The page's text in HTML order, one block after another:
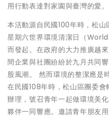
用行動表達對家園與臺灣的愛。
本活動源自民國100年時，松
星期六世界環境清潔日（
而發起。在政府的大力推廣越
間企業與社團紛紛於九月共同
股風潮。 然而環境的整潔應是
在民國108年時，松山區團委
辦理，號召青年一起做環境美
夥伴一同響應。邀請青年朋友